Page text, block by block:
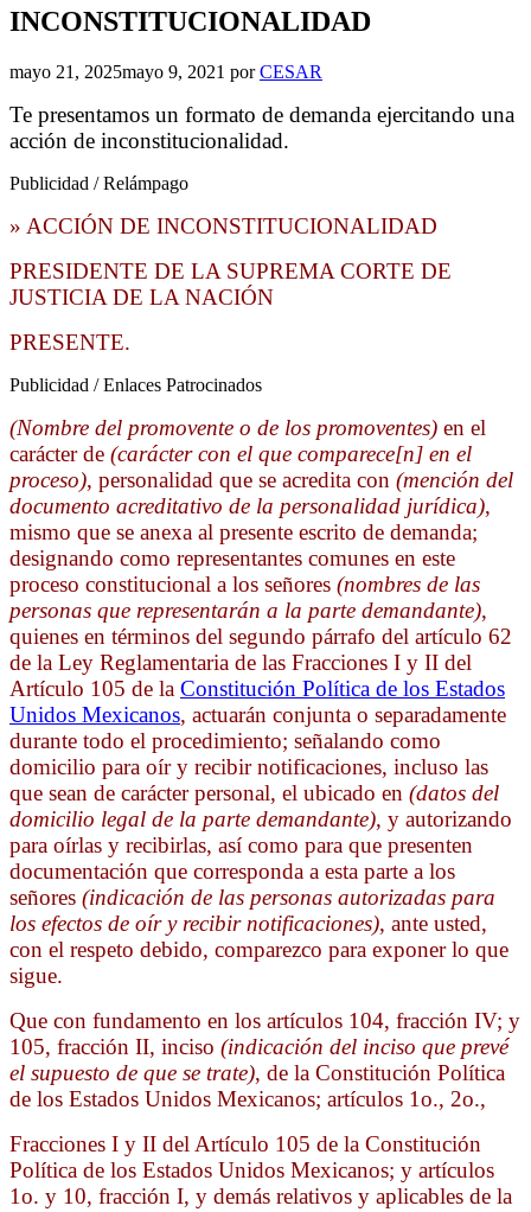
INCONSTITUCIONALIDAD
mayo 21, 2025mayo 9, 2021 porCESAR
Te presentamos un formato de demanda ejercitando una
acción de inconstitucionalidad.
Publicidad / Relámpago
» ACCIÓN DE INCONSTITUCIONALIDAD
PRESIDENTE DE LA SUPREMA CORTE DE
JUSTICIA DE LA NACIÓN
PRESENTE.
Publicidad / Enlaces Patrocinados
(Nombre del promovente o de los promoventes) en el
carácter de (carácter con el que comparece[n] en el
proceso), personalidad que se acredita con (mención del
documento acreditativo de la personalidad jurídica),
mismo que se anexa al presente escrito de demanda;
designando como representantes comunes en este
proceso constitucional a los señores (nombres de las
personas que representarán a la parte demandante),
quienes en términos del segundo párrafo del artículo 62
de la Ley Reglamentaria de las Fracciones I y II del
Artículo 105 de la Constitución Política de los Estados
Unidos Mexicanos, actuarán conjunta o separadamente
durante todo el procedimiento; señalando como
domicilio para oír y recibir notificaciones, incluso las
que sean de carácter personal, el ubicado en (datos del
domicilio legal de la parte demandante), y autorizando
para oírlas y recibirlas, así como para que presenten
documentación que corresponda a esta parte a los
señores (indicación de las personas autorizadas para
los efectos de oír y recibir notificaciones), ante usted,
con el respeto debido, comparezco para exponer lo que
sigue.
Que con fundamento en los artículos 104, fracción IV; y
105, fracción II, inciso (indicación del inciso que prevé
el supuesto de que se trate), de la Constitución Política
de los Estados Unidos Mexicanos; artículos 1o., 2o.,
Fracciones I y II del Artículo 105 de la Constitución
Política de los Estados Unidos Mexicanos; y artículos
1o. y 10, fracción I, y demás relativos y aplicables de la